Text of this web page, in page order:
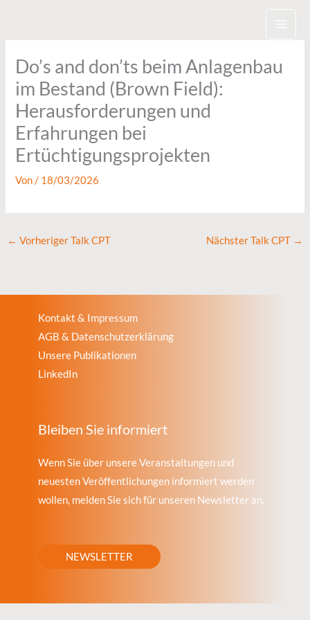
Do’s and don’ts beim Anlagenbau
im Bestand (Brown Field):
Herausforderungen und
Erfahrungen bei
Ertüchtigungsprojekten
Von/ 18/03/2026
← Vorheriger Talk CPT Nächster Talk CPT →
Kontakt & Impressum
AGB & Datenschutzerklärung
Unsere Publikationen
LinkedIn
Bleiben Sie informiert
Wenn Sie über unsere Veranstaltungen und
neuesten Veröffentlichungen informiert werden
wollen, melden Sie sich für unseren Newsletter an.
NEWSLETTER